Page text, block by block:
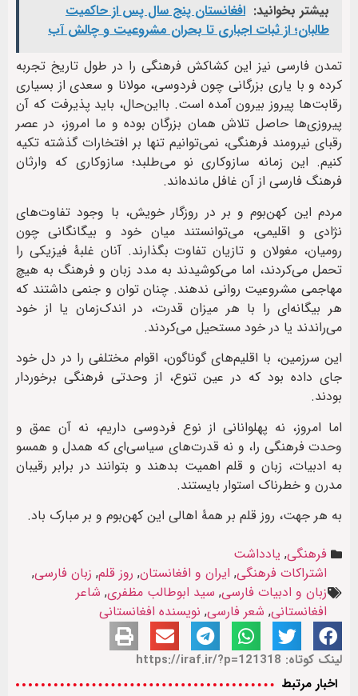
بیشتر بخوانید: افغانستان پنج سال پس از حاکمیت
طالبان؛ از ثبات اجباری تا بحران مشروعیت و چالش آب
تمدن فارسی نیز این کشاکش فرهنگی را در طول تاریخ تجربه
کرده و با یاری بزرگانی چون فردوسی، مولانا و سعدی از بسیاری
رقابت‌ها پیروز بیرون آمده است. بااین‌حال، باید پذیرفت که آن
پیروزی‌ها حاصل تلاش همان بزرگان بوده و ما امروز، در عصر
رقبای نیرومند فرهنگی، نمی‌توانیم تنها بر افتخارات گذشته تکیه
کنیم. این زمانه سازوکاری نو می‌طلبد؛ سازوکاری که وارثان
فرهنگ فارسی از آن غافل مانده‌اند.
مردم این کهن‌بوم و بر در روزگار خویش، با وجود تفاوت‌های
نژادی و اقلیمی، می‌توانستند میان خود و بیگانگانی چون
رومیان، مغولان و تازیان تفاوت بگذارند. آنان غلبۀ فیزیکی را
تحمل می‌کردند، اما می‌کوشیدند به مدد زبان و فرهنگ به هیچ
مهاجمی مشروعیت روانی ندهند. چنان توان و جنمی داشتند که
هر بیگانه‌ای را با هر میزان قدرت، در اندک‌زمان یا از خود
می‌راندند یا در خود مستحیل می‌کردند.
این سرزمین، با اقلیم‌های گوناگون، اقوام مختلفی را در دل خود
جای داده بود که در عین تنوع، از وحدتی فرهنگی برخوردار
بودند.
اما امروز، نه پهلوانانی از نوع فردوسی داریم، نه آن عمق و
وحدت فرهنگی را، و نه قدرت‌های سیاسی‌ای که همدل و همسو
به ادبیات، زبان و قلم اهمیت بدهند و بتوانند در برابر رقیبان
مدرن و خطرناک استوار بایستند.
به هر جهت، روز قلم بر همۀ اهالی این کهن‌بوم و بر مبارک باد.
فرهنگی, یادداشت
اشتراکات فرهنگی, ایران و افغانستان, روز قلم, زبان فارسی,
زبان و ادبیات فارسی, سید ابوطالب مظفری, شاعر
افغانستانی, شعر فارسی, نویسنده افغانستانی
لینک کوتاه: https://iraf.ir/?p=121318
اخبار مرتبط